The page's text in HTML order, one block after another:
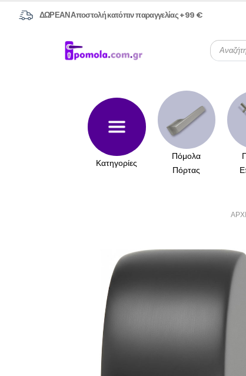
ΔΩΡΕΑΝ Αποστολή κατόπιν παραγγελίας +99 €
Κατηγορίες
Πόμολα
Πόρτας